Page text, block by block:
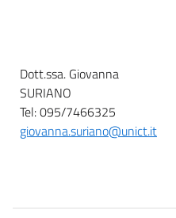
Dott.ssa. Giovanna
SURIANO
Tel: 095/7466325
giovanna.suriano@unict.it